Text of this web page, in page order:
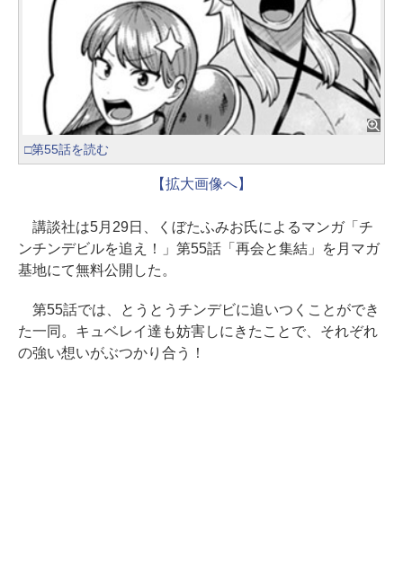
□第55話を読む
【拡大画像へ】
講談社は5月29日、くぼたふみお氏によるマンガ「チ
ンチンデビルを追え！」第55話「再会と集結」を月マガ
基地にて無料公開した。
第55話では、とうとうチンデビに追いつくことができ
た一同。キュベレイ達も妨害しにきたことで、それぞれ
の強い想いがぶつかり合う！